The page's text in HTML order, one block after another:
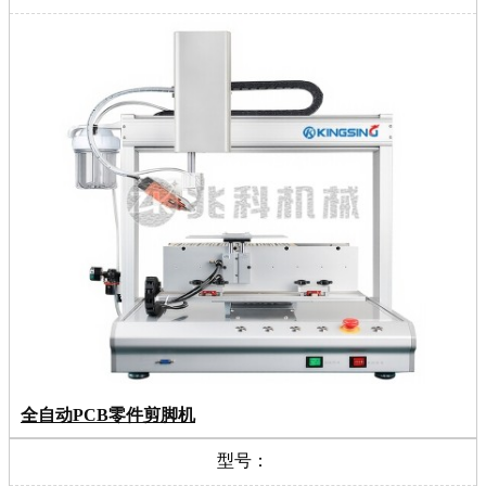
全自动PCB零件剪脚机
型号：